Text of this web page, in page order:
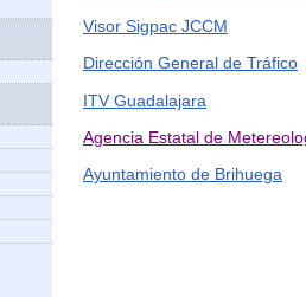
Visor Sigpac JCCM
Dirección General de Tráfico
ITV Guadalajara
Agencia Estatal de
Ayuntamiento de Brihuega